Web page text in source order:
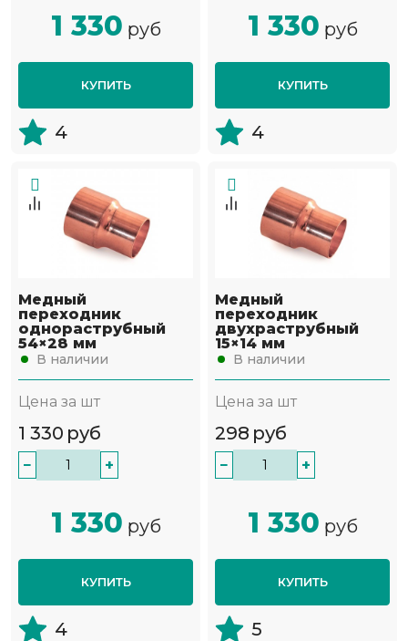
1 330 руб
КУПИТЬ
4
1 330 руб
КУПИТЬ
4
Медный
переходник
однораструбный
54×28 мм
В наличии
Цена за шт
1 330 руб
− +
1 330 руб
КУПИТЬ
4
Медный
переходник
двухраструбный
15×14 мм
В наличии
Цена за шт
298 руб
− +
1 330 руб
КУПИТЬ
5